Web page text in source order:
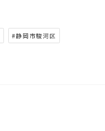
#静岡市駿河区